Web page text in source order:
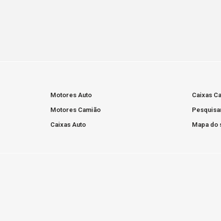
Motores Auto
Motores Camião
Caixas Auto
Caixas
Mapa do